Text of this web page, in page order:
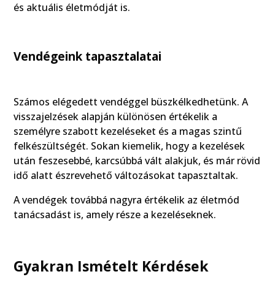
és aktuális életmódját is.
Vendégeink tapasztalatai
Számos elégedett vendéggel büszkélkedhetünk. A
visszajelzések alapján különösen értékelik a
személyre szabott kezeléseket és a magas szintű
felkészültségét. Sokan kiemelik, hogy a kezelések
után feszesebbé, karcsúbbá vált alakjuk, és már rövid
idő alatt észrevehető változásokat tapasztaltak.
A vendégek továbbá nagyra értékelik az életmód
tanácsadást is, amely része a kezeléseknek.
Gyakran Ismételt Kérdések